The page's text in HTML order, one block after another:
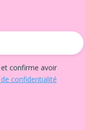
confirme avoir
confidentialité